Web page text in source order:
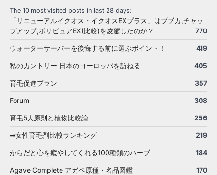
The 10 most visited posts in last 28 days:
「リニューアルイクオス・イクオスEXプラス」はブブカ,チャッ
プアップ,ポリピュアEX(比較)を凌駕したのか？
770
ウォーターサーバーを後悔する前に選ぶポイント！ 419
私のカントリー 日本のヨーロッパを訪ねる 405
育毛促進プラン 357
Forum 308
育毛5大原則と植物比較論 256
➡女性育毛剤比較ランキング 219
からだと心を癒やしてくれる100種類のハーブ 184
Agave Complete アガベ原種・名品図鑑 170